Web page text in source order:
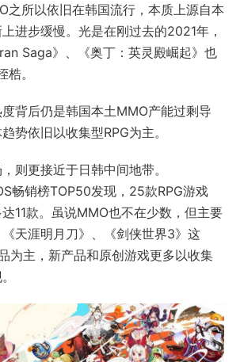
之所以依旧在韩国流行，本质上源自本
进步缓慢。光是在刚过去的2021年，
Saga》、《奥丁：英灵殿崛起》也
。
背后仍是韩国本土MMO产能过剩导
势依旧以收集型RPG为主。
则更接近于日韩中间地带。
畅销榜TOP50发现，25款RPG游戏
11款。虽说MMO也不在少数，但主要
天涯明月刀》、《剑侠世界3》这
为主，新产品和原创游戏更多以收集